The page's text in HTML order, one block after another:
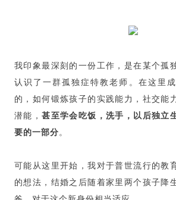
我印象最深刻的一份工作，是在某个孤
认识了一群孤独症特教老师。在这里
的，如何锻炼孩子的实践能力，社交能
潜能，甚至学会吃饭，洗手，以后独立
要的一部分。
可能从这里开始，我对于普世流行的教
的想法，结婚之后随着家里两个孩子降